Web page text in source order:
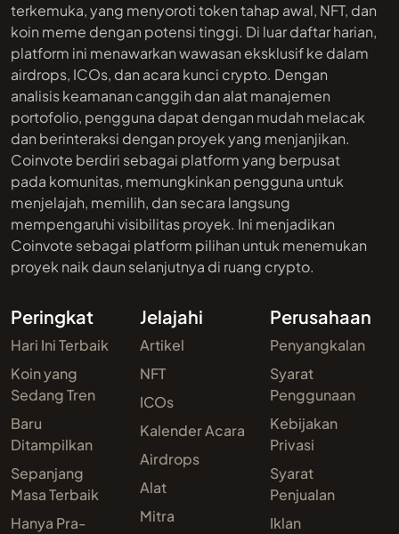
terkemuka, yang menyoroti token tahap awal, NFT, dan
koin meme dengan potensi tinggi. Di luar daftar harian,
platform ini menawarkan wawasan eksklusif ke dalam
airdrops, ICOs, dan acara kunci crypto. Dengan
analisis keamanan canggih dan alat manajemen
portofolio, pengguna dapat dengan mudah melacak
dan berinteraksi dengan proyek yang menjanjikan.
Coinvote berdiri sebagai platform yang berpusat
pada komunitas, memungkinkan pengguna untuk
menjelajah, memilih, dan secara langsung
mempengaruhi visibilitas proyek. Ini menjadikan
Coinvote sebagai platform pilihan untuk menemukan
proyek naik daun selanjutnya di ruang crypto.
Peringkat
Hari Ini Terbaik
Koin yang
Sedang Tren
Baru
Ditampilkan
Sepanjang
Masa Terbaik
Hanya Pra-
Jelajahi
Artikel
NFT
ICOs
Kalender Acara
Airdrops
Alat
Mitra
Perusahaan
Penyangkalan
Syarat
Penggunaan
Kebijakan
Privasi
Syarat
Penjualan
Iklan